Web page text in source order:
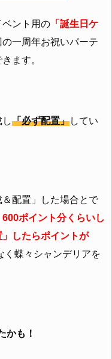
ント用の 「誕生日ケ
一周年お祝いパーテ
ます。
「必ず配置」してい
配置」した場合とで
600ポイント分くらいし
したらポイントが
く蝶々シャンデリアを
かも！